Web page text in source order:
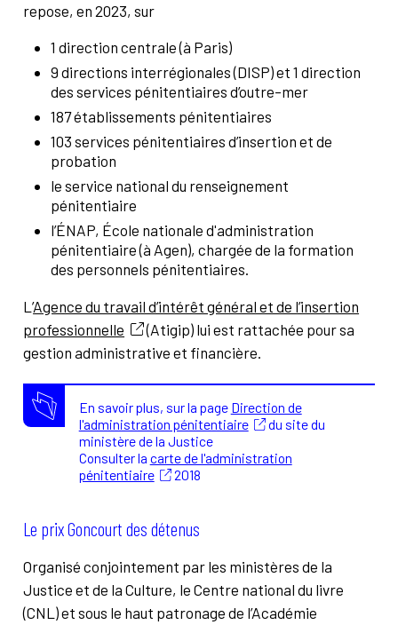
repose, en 2023, sur
1 direction centrale (à Paris)
9 directions interrégionales (DISP) et 1 direction
des services pénitentiaires d’outre-mer
187 établissements pénitentiaires
103 services pénitentiaires d’insertion et de
probation
le service national du renseignement
pénitentiaire
l’ÉNAP, École nationale d'administration
pénitentiaire (à Agen), chargée de la formation
des personnels pénitentiaires.
L’Agence du travail d’intérêt général et de l’insertion
professionnelle
(Atigip) lui est rattachée pour sa
gestion administrative et financière.
En savoir plus, sur la page Direction de
l'administration pénitentiaire
du site du
ministère de la Justice
Consulter la carte de l'administration
pénitentiaire
2018
Le prix Goncourt des détenus
Organisé conjointement par les ministères de la
Justice et de la Culture, le Centre national du livre
(CNL) et sous le haut patronage de l’Académie